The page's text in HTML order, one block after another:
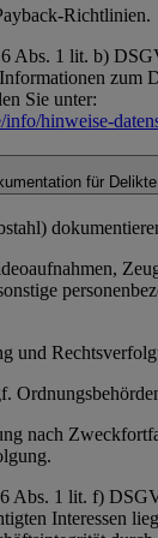
Richtlinien.
Abs. 1 lit. b)
zum
Sie unter:
hinweise-
für Delikte
und
nach
Abs. 1 lit. f)
Interessen